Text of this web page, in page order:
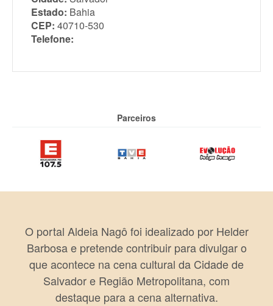
Estado: Bahia
CEP: 40710-530
Telefone:
Parceiros
O portal Aldeia Nagô foi idealizado por Helder
Barbosa e pretende contribuir para divulgar o
que acontece na cena cultural da Cidade de
Salvador e Região Metropolitana, com
destaque para a cena alternativa.